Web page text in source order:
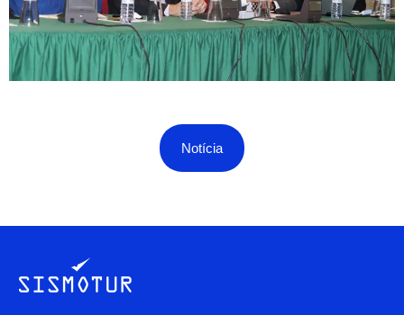
Notícia